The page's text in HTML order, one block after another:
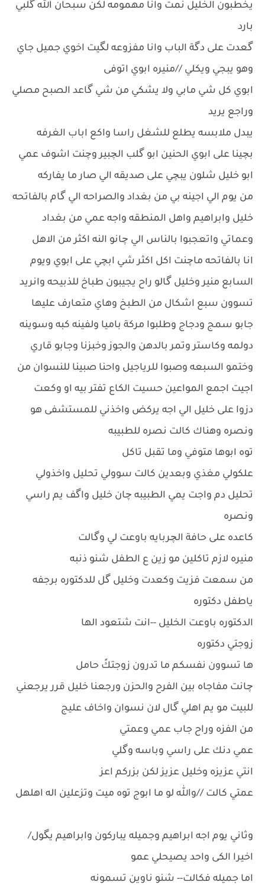
يخطبون الخليل نمت وانا مهمومه لكن سبحان الله گلبي
بارد
گعدت على دگة الباب وانا مفزوعه لگيت اخوي جميل جاي
وهو يبجي ويكلي //منيره ابوي اتوفى
ابوي كل شي مابي ولا يشكي من شي گاعد الصبح مصلي
وراجع يريد
يبدل ملابسه يطلع للشغل راسا واكع اباب الغرفه
بچينا على ابوي الحنين ابو گلب الچبير وچنت اشوف عمي
ابو خليل شلون يبچي على صديقه الي صار ما يفاركه
من يوم الي اجينه بي من بغداد والصراحه الي گام بالفاتحه
خليل وابراهيم واهل المنطقه واجه عمي من بغداد
وعماتي واتعجبوا بالناس الي چانو النه اكثر من الاهل
انا بالفاتحه ماچنت اكل اكثر شي ابچي على ابوي ويوم
السابع منير وخليل گالو راح يجيبون طباخ للذبيحه وانريد
تسوون سبع اشكال من الطبخ وهاي متعارف عليها
جابو سمج ودجاج وطلبوا مركة باميا ولفينه كبه وسوينه
دولمه وكاستر وتمر بالدهن والجوز وخبزنا وجابو قاري
وختمو السبعه وصبوا للرياجيل واحنا صبينا للنسوان من
اجيت اجمع المواعين حسيت الكاع تفتر بيه او وكعت
دزوا على خليل الي اجه يركض واخذني للمستشفى هو
ونصره وهناك كالت نصره للطبيبه
توه ابوها متوفي وما تقبل تاكل
علكولي مغذي وبعدين كالت سوولي تحليل واخذولي
تحليل دم واجت يمي الطبيبه چان خليل واگف يم راسي
ونصره
كاعده على حافة الچربايه باوعت لي وگالت
منيره لازم تاكلين مو زين ع الطفل شنو ذنبه
من سمعت فزيت وكعدت وخليل گل للدكتوره برجفه
ياطفل دكتوره
الدكتوره باوعت الخليل --انت شتعود الها
زوجتي دكتوره
ها تسوون نفسكم ما تدرون زوجتكً حامل
چانت مفاجاه بين الفرح والحزن ورجعنا خليل قرر يرجعني
للبيت مو يم اهلي گال لان نسوان واخاف عليج
من الفزه وراح جاب عمي وعمتي
عمي دنك على راسي وباسه وگلي
انتي عزيزه وخليل عزيز لكن بزركم اعز
عمتي كالت //والله لو ما ابوج توه ميت وتزعلين اله اهلهل
وثاني يوم اجه ابراهيم وجميله يباركون وابراهيم يگول/
اخيرا الكى واحد يصيحلي عمو
اما جميله فكالت-- شنو ناوين تسمونه